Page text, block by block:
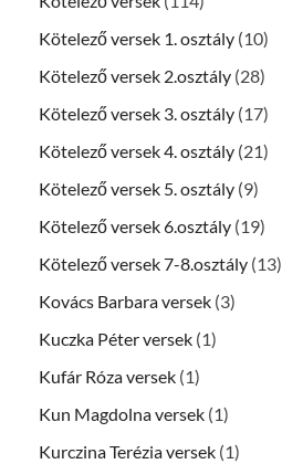
Kötelező versek 1. osztály (10)
Kötelező versek 2.osztály (28)
Kötelező versek 3. osztály (17)
Kötelező versek 4. osztály (21)
Kötelező versek 5. osztály (9)
Kötelező versek 6.osztály (19)
Kötelező versek 7-8.osztály (13)
Kovács Barbara versek (3)
Kuczka Péter versek (1)
Kufár Róza versek (1)
Kun Magdolna versek (1)
Kurczina Terézia versek (1)